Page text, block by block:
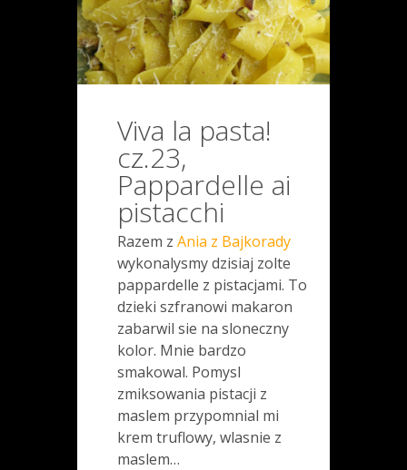
Viva la pasta!
cz.23,
Pappardelle ai
pistacchi
Razem z Ania z Bajkorady
wykonalysmy dzisiaj zolte
pappardelle z pistacjami. To
dzieki szfranowi makaron
zabarwil sie na sloneczny
kolor. Mnie bardzo
smakowal. Pomysl
zmiksowania pistacji z
maslem przypomnial mi
krem truflowy, wlasnie z
maslem…